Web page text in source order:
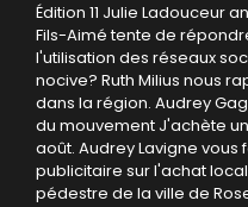
Édition 11 Julie Ladouceur
Fils-Aimé tente de
l'utilisation des réseaux
nocive? Ruth Milius nous
dans la région. Audrey
du mouvement J'achète
août. Audrey Lavigne
publicitaire sur l'achat
pédestre de la ville de